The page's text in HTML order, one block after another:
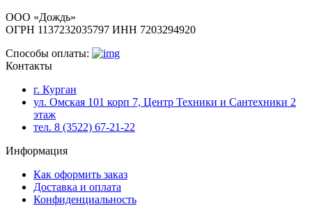
ООО «Дождь»
ОГРН 1137232035797 ИНН 7203294920
Способы оплаты:
Контакты
г. Курган
ул. Омская 101 корп 7, Центр Техники и Сантехники 2
этаж
тел. 8 (3522) 67-21-22
Информация
Как оформить заказ
Доставка и оплата
Конфиденциальность